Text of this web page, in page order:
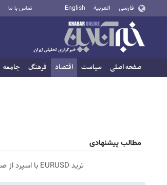
فارسی العربية English تماس با ما
صفحه اصلی سیاست اقتصاد فرهنگ جامعه
مطالب پیشنهادی
ترید EURUSD با اسپرد از صفر پیپ